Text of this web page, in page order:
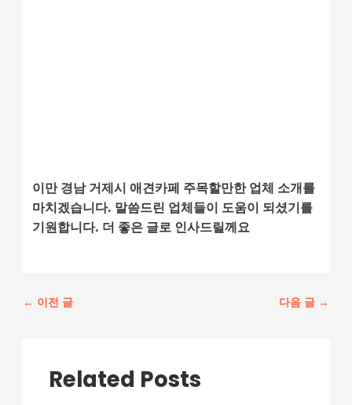
이만 경남 거제시 애견카페 주목할만한 업체 소개를
마치겠습니다. 말씀드린 업체들이 도움이 되셨기를
기원합니다. 더 좋은 글로 인사드릴께요
← 이전 글 다음 글 →
Related Posts